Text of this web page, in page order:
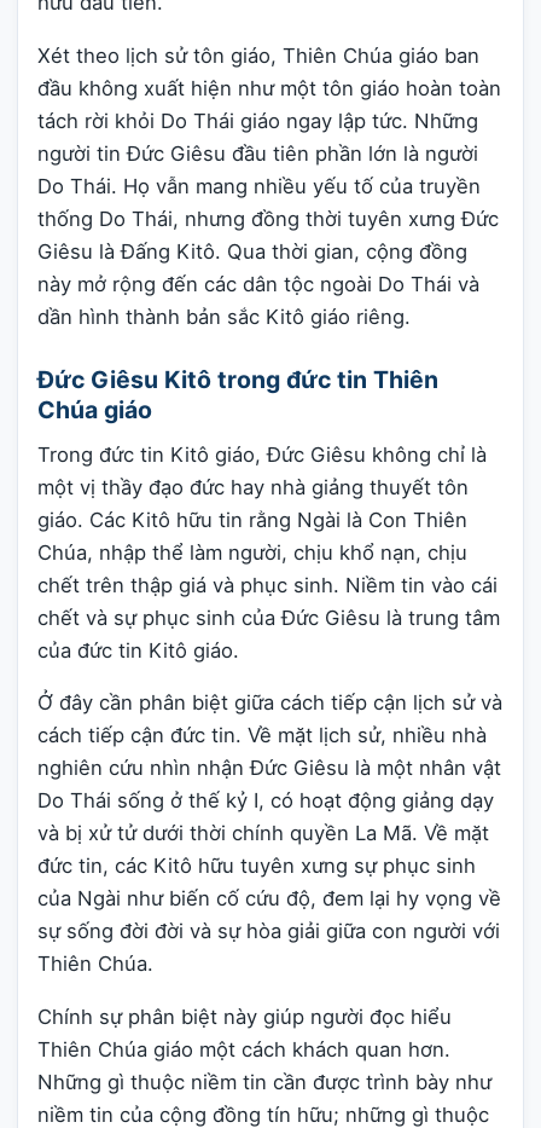
Xét theo lịch sử tôn giáo, Thiên Chúa giáo ban
đầu không xuất hiện như một tôn giáo hoàn toàn
tách rời khỏi Do Thái giáo ngay lập tức. Những
người tin Đức Giêsu đầu tiên phần lớn là người
Do Thái. Họ vẫn mang nhiều yếu tố của truyền
thống Do Thái, nhưng đồng thời tuyên xưng Đức
Giêsu là Đấng Kitô. Qua thời gian, cộng đồng
này mở rộng đến các dân tộc ngoài Do Thái và
dần hình thành bản sắc Kitô giáo riêng.
Đức Giêsu Kitô trong đức tin Thiên
Chúa giáo
Trong đức tin Kitô giáo, Đức Giêsu không chỉ là
một vị thầy đạo đức hay nhà giảng thuyết tôn
giáo. Các Kitô hữu tin rằng Ngài là Con Thiên
Chúa, nhập thể làm người, chịu khổ nạn, chịu
chết trên thập giá và phục sinh. Niềm tin vào cái
chết và sự phục sinh của Đức Giêsu là trung tâm
của đức tin Kitô giáo.
Ở đây cần phân biệt giữa cách tiếp cận lịch sử và
cách tiếp cận đức tin. Về mặt lịch sử, nhiều nhà
nghiên cứu nhìn nhận Đức Giêsu là một nhân vật
Do Thái sống ở thế kỷ I, có hoạt động giảng dạy
và bị xử tử dưới thời chính quyền La Mã. Về mặt
đức tin, các Kitô hữu tuyên xưng sự phục sinh
của Ngài như biến cố cứu độ, đem lại hy vọng về
sự sống đời đời và sự hòa giải giữa con người với
Thiên Chúa.
Chính sự phân biệt này giúp người đọc hiểu
Thiên Chúa giáo một cách khách quan hơn.
Những gì thuộc niềm tin cần được trình bày như
niềm tin của cộng đồng tín hữu; những gì thuộc